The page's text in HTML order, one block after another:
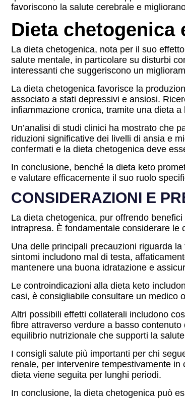
favoriscono la salute cerebrale e
Dieta chetogenica
La dieta chetogenica, nota per il suo
salute mentale, in particolare su disturbi
interessanti che suggeriscono un
La dieta chetogenica favorisce la
associato a stati depressivi e ansiosi.
infiammazione cronica, tramite una dieta
Un’analisi di studi clinici ha mostrato che
riduzioni significative dei livelli di ansia e
confermati e la dieta chetogenica deve
In conclusione, benché la dieta keto
e valutare efficacemente il suo ruolo
CONSIDERAZIONI E
La dieta chetogenica, pur offrendo
intrapresa. È fondamentale considerare
Una delle principali precauzioni riguarda
sintomi includono mal di testa,
mantenere una buona idratazione e
Le controindicazioni alla dieta keto
casi, è consigliabile consultare un medico
Altri possibili effetti collaterali includono
fibre attraverso verdure a basso
equilibrio nutrizionale che supporti la
I consigli salute più importanti per chi
renale, per intervenire tempestivamente
dieta viene seguita per lunghi periodi.
In conclusione, la dieta chetogenica può